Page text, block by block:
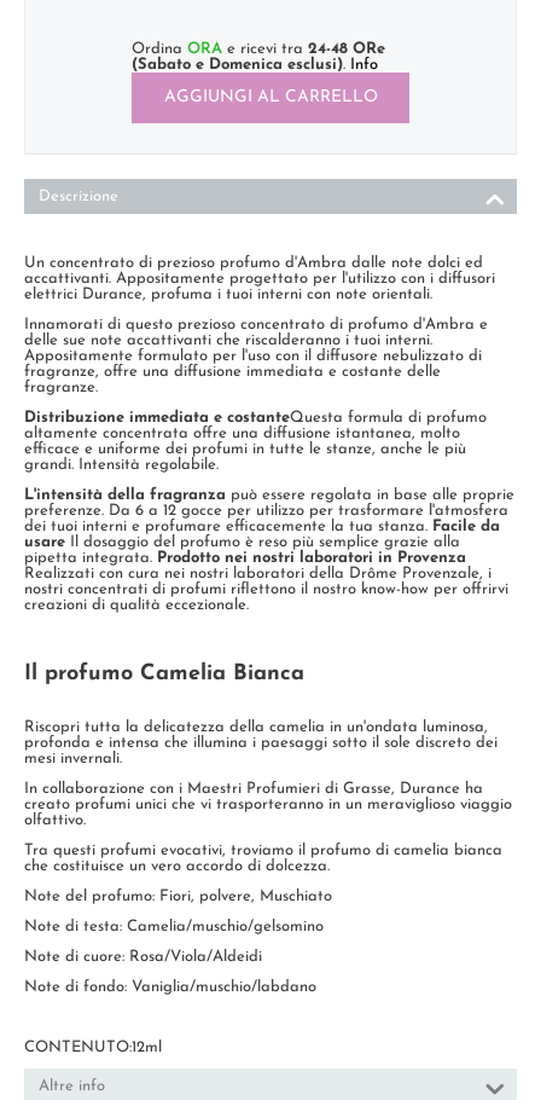
Ordina ORA e ricevi tra 24-48 ORe
(Sabato e Domenica esclusi). Info
AGGIUNGI AL CARRELLO
Descrizione
Un concentrato di prezioso profumo d'Ambra dalle note dolci ed
accattivanti. Appositamente progettato per l'utilizzo con i diffusori
elettrici Durance, profuma i tuoi interni con note orientali.
Innamorati di questo prezioso concentrato di profumo d'Ambra e
delle sue note accattivanti che riscalderanno i tuoi interni.
Appositamente formulato per l'uso con il diffusore nebulizzato di
fragranze, offre una diffusione immediata e costante delle
fragranze.
Distribuzione immediata e costanteQuesta formula di profumo
altamente concentrata offre una diffusione istantanea, molto
efficace e uniforme dei profumi in tutte le stanze, anche le più
grandi. Intensità regolabile.
L'intensità della fragranza può essere regolata in base alle proprie
preferenze. Da 6 a 12 gocce per utilizzo per trasformare l'atmosfera
dei tuoi interni e profumare efficacemente la tua stanza. Facile da
usare Il dosaggio del profumo è reso più semplice grazie alla
pipetta integrata. Prodotto nei nostri laboratori in Provenza
Realizzati con cura nei nostri laboratori della Drôme Provenzale, i
nostri concentrati di profumi riflettono il nostro know-how per offrirvi
creazioni di qualità eccezionale.
Il profumo Camelia Bianca
Riscopri tutta la delicatezza della camelia in un'ondata luminosa,
profonda e intensa che illumina i paesaggi sotto il sole discreto dei
mesi invernali.
In collaborazione con i Maestri Profumieri di Grasse, Durance ha
creato profumi unici che vi trasporteranno in un meraviglioso viaggio
olfattivo.
Tra questi profumi evocativi, troviamo il profumo di camelia bianca
che costituisce un vero accordo di dolcezza.
Note del profumo: Fiori, polvere, Muschiato
Note di testa: Camelia/muschio/gelsomino
Note di cuore: Rosa/Viola/Aldeidi
Note di fondo: Vaniglia/muschio/labdano
CONTENUTO:12ml
Altre info